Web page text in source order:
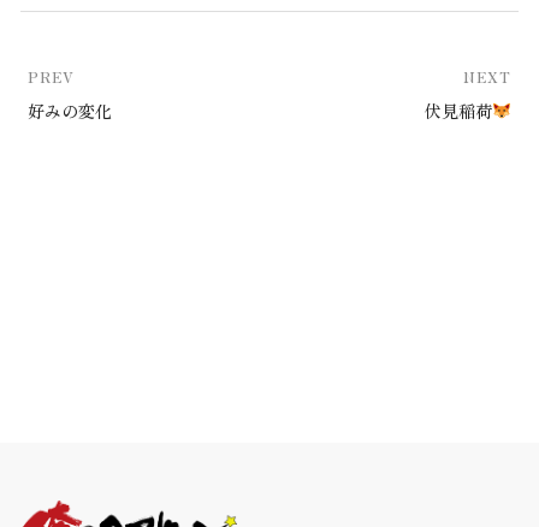
PREV
好みの変化
NEXT
伏見稲荷